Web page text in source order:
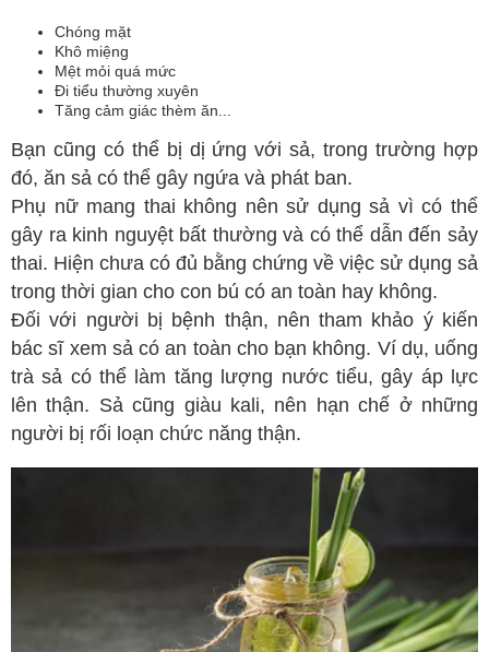
Chóng mặt
Khô miệng
Mệt mỏi quá mức
Đi tiểu thường xuyên
Tăng cảm giác thèm ăn...
Bạn cũng có thể bị dị ứng với sả, trong trường hợp
đó, ăn sả có thể gây ngứa và phát ban.
Phụ nữ mang thai không nên sử dụng sả vì có thể
gây ra kinh nguyệt bất thường và có thể dẫn đến sảy
thai. Hiện chưa có đủ bằng chứng về việc sử dụng sả
trong thời gian cho con bú có an toàn hay không.
Đối với người bị bệnh thận, nên tham khảo ý kiến
bác sĩ xem sả có an toàn cho bạn không. Ví dụ, uống
trà sả có thể làm tăng lượng nước tiểu, gây áp lực
lên thận. Sả cũng giàu kali, nên hạn chế ở những
người bị rối loạn chức năng thận.